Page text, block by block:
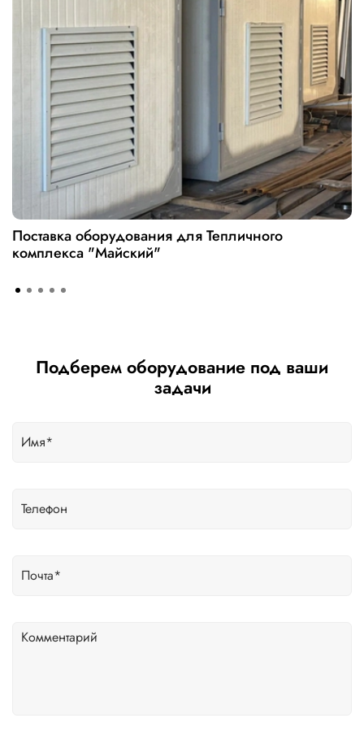
Поставка оборудования для Тепличного
комплекса "Майский"
Подберем оборудование под ваши
задачи